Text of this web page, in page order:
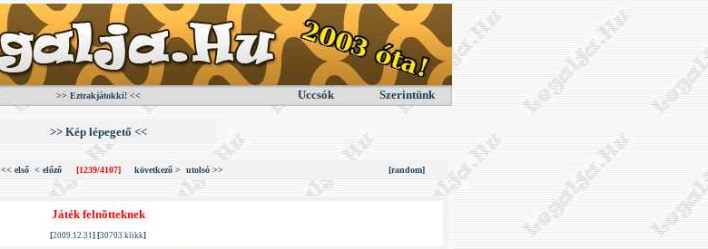
>> Eztrakjátokki! << Uccsók Szerintünk
>> Kép lépegető <<
<< első < előző [1239/4107] következő > utolsó >> [random]
Játék felnõtteknek
[2009.12.31] [30703 klikk]